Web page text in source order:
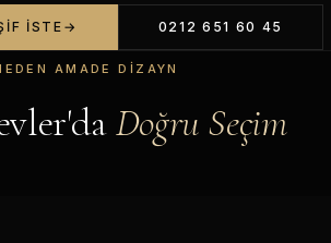
İSTE 0212 651 60 45
AMADE DIZAYN
Doğru Seçim